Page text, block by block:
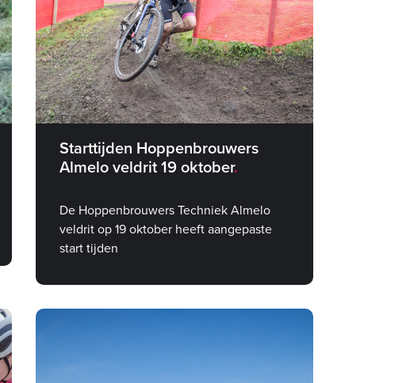
Starttijden Hoppenbrouwers
Almelo veldrit 19 oktober
De Hoppenbrouwers Techniek Almelo
veldrit op 19 oktober heeft aangepaste
start tijden